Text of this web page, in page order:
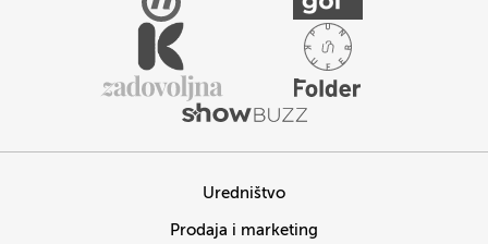
Uredništvo
Prodaja i marketing